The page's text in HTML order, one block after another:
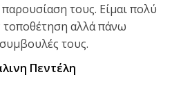
τους. Είμαι πολύ
τοποθέτηση αλλά πάνω
τους.
Πεντέλη